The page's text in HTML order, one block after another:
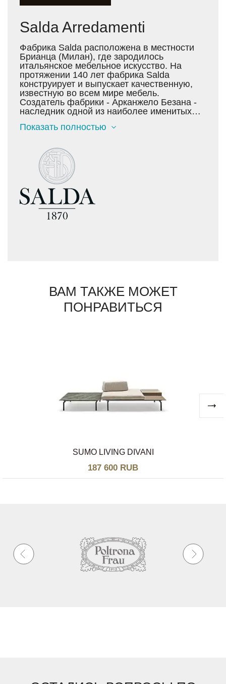
Salda Arredamenti
Фабрика Salda расположена в местности
Брианца (Милан), где зародилось
итальянское мебельное искусство. На
протяжении 140 лет фабрика Salda
конструирует и выпускает качественную,
известную во всем мире мебель.
Создатель фабрики - Арканжело Безана -
наследник одной из наиболее именитых
происходившая из династии известнейших
интерьеров королевских дворцов Австрии,
начали дело, которое до сих пор остается
под управлением семьи Безана - вот уже
пять поколений этой семьи сохраняют и
передают секреты создания классической,
строгой и элегантной мебели. Мебель от
Salda начинается с оригинальных
набросков и рисунков на основе
уникального архива фабрики, который
Показать полностью
ВАМ ТАКЖЕ МОЖЕТ
ПОНРАВИТЬСЯ
SUMO LIVING DIVANI
187 600 RUB